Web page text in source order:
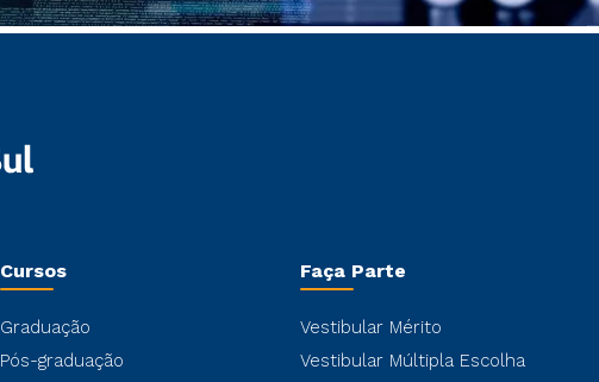
Cursos
Graduação
Pós-graduação
Faça Parte
Vestibular Mérito
Vestibular Múltipla Escolha